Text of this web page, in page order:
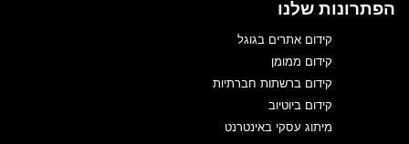
הפתרונות שלנו
קידום אתרים בגוגל
קידום ממומן
קידום ברשתות חברתיות
קידום ביוטיוב
מיתוג עסקי באינטרנט